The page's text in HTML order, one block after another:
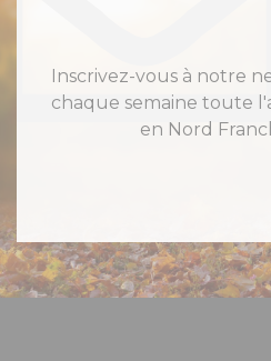
Inscrivez-vous à notre
chaque semaine toute
en Nord